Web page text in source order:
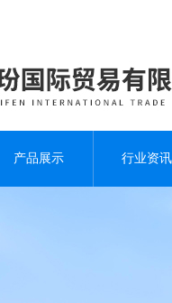
产品展示 行业资讯